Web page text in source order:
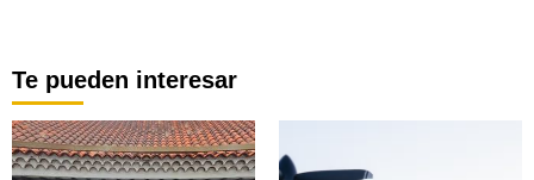
Te pueden interesar